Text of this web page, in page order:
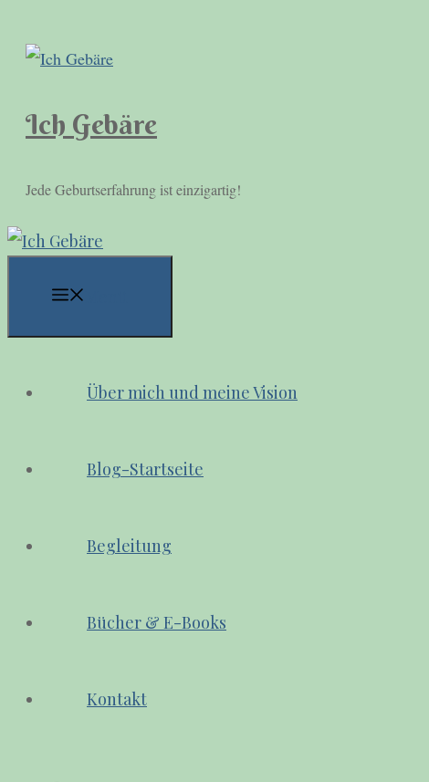
Inhalt
Ich Gebäre
Jede Geburtserfahrung ist einzigartig!
Über mich und meine Vision
Blog-Startseite
Begleitung
Bücher & E-Books
Kontakt